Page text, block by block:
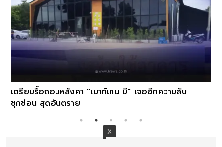
เตรียมรื้อถอนหลังคา "เมาท์เทน บี" เจออีกความลับ
ซุกซ่อน สุดอันตราย